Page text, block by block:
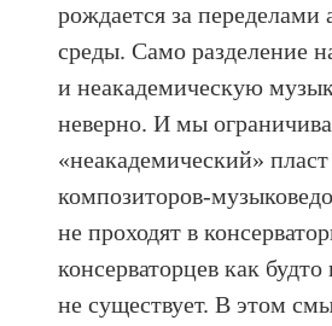
рождается за переделами
среды. Само разделение
и неакадемическую
неверно. И мы
«неакадемический»
композиторов-
не проходят в
консерваторцев как
не существует. В этом